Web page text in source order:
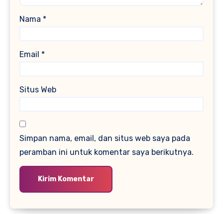
Nama *
Email *
Situs Web
Simpan nama, email, dan situs web saya pada
peramban ini untuk komentar saya berikutnya.